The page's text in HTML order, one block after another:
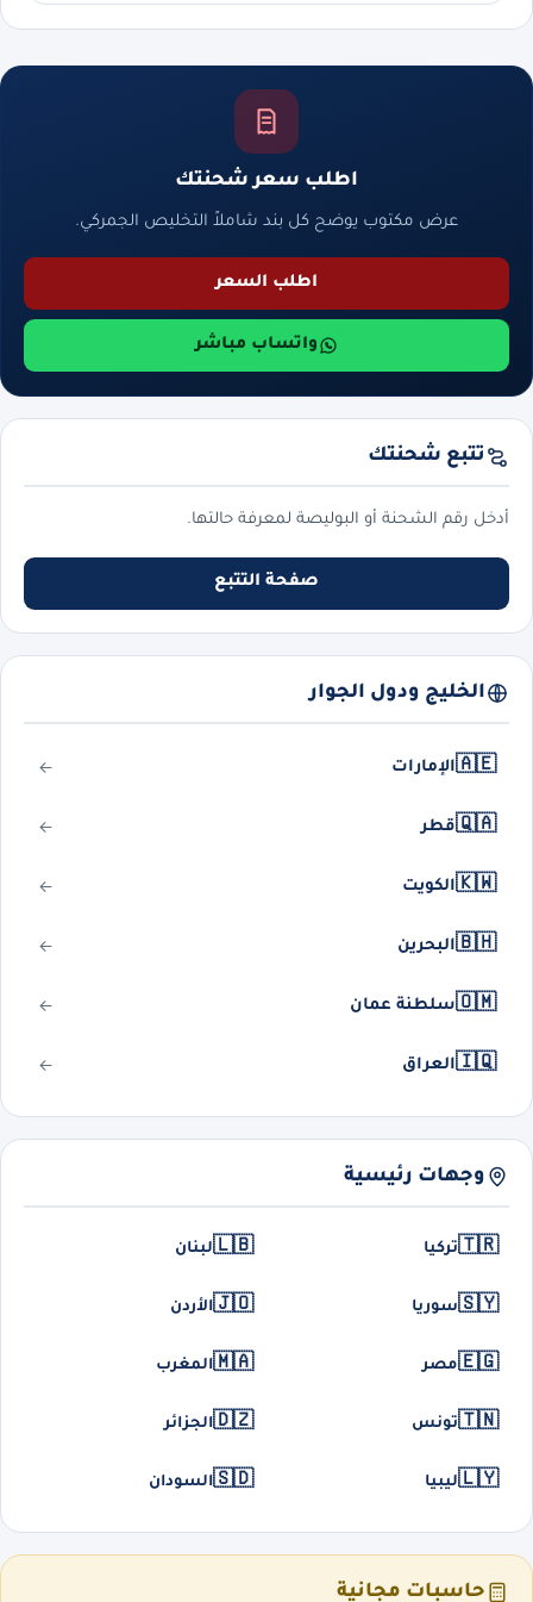
اطلب سعر شحنتك
عرض مكتوب يوضح كل بند شاملاً التخليص الجمركي.
اطلب السعر
واتساب مباشر
تتبع شحنتك
أدخل رقم الشحنة أو البوليصة لمعرفة حالتها.
صفحة التتبع
الخليج ودول الجوار
🇦🇪الإمارات
🇶🇦قطر
🇰🇼الكويت
🇧🇭البحرين
🇴🇲سلطنة عمان
🇮🇶العراق
وجهات رئيسية
🇹🇷تركيا 🇱🇧لبنان
🇸🇾سوريا 🇯🇴الأردن
🇪🇬مصر 🇲🇦المغرب
🇹🇳تونس 🇩🇿الجزائر
🇱🇾ليبيا 🇸🇩السودان
حاسبات مجانية